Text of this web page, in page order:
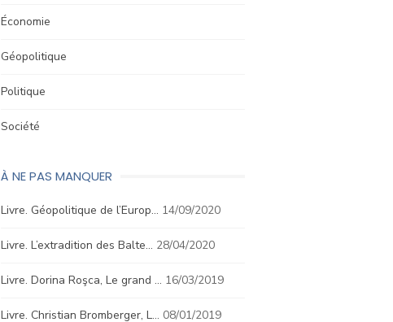
Économie
Géopolitique
Politique
Société
À NE PAS MANQUER
Livre. Géopolitique de l’Europ… 14/09/2020
Livre. L’extradition des Balte… 28/04/2020
Livre. Dorina Roşca, Le grand … 16/03/2019
Livre. Christian Bromberger, L… 08/01/2019